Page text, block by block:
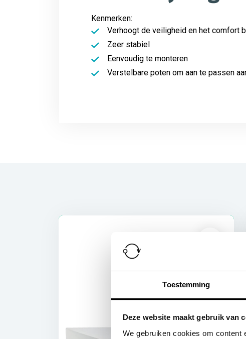
Toestemming
Deze website maakt gebruik van
We gebruiken cookies om content
Kenmerken:
Verhoogt de veiligheid en het comfort
Zeer stabiel
Eenvoudig te monteren
Verstelbare poten om aan te passen